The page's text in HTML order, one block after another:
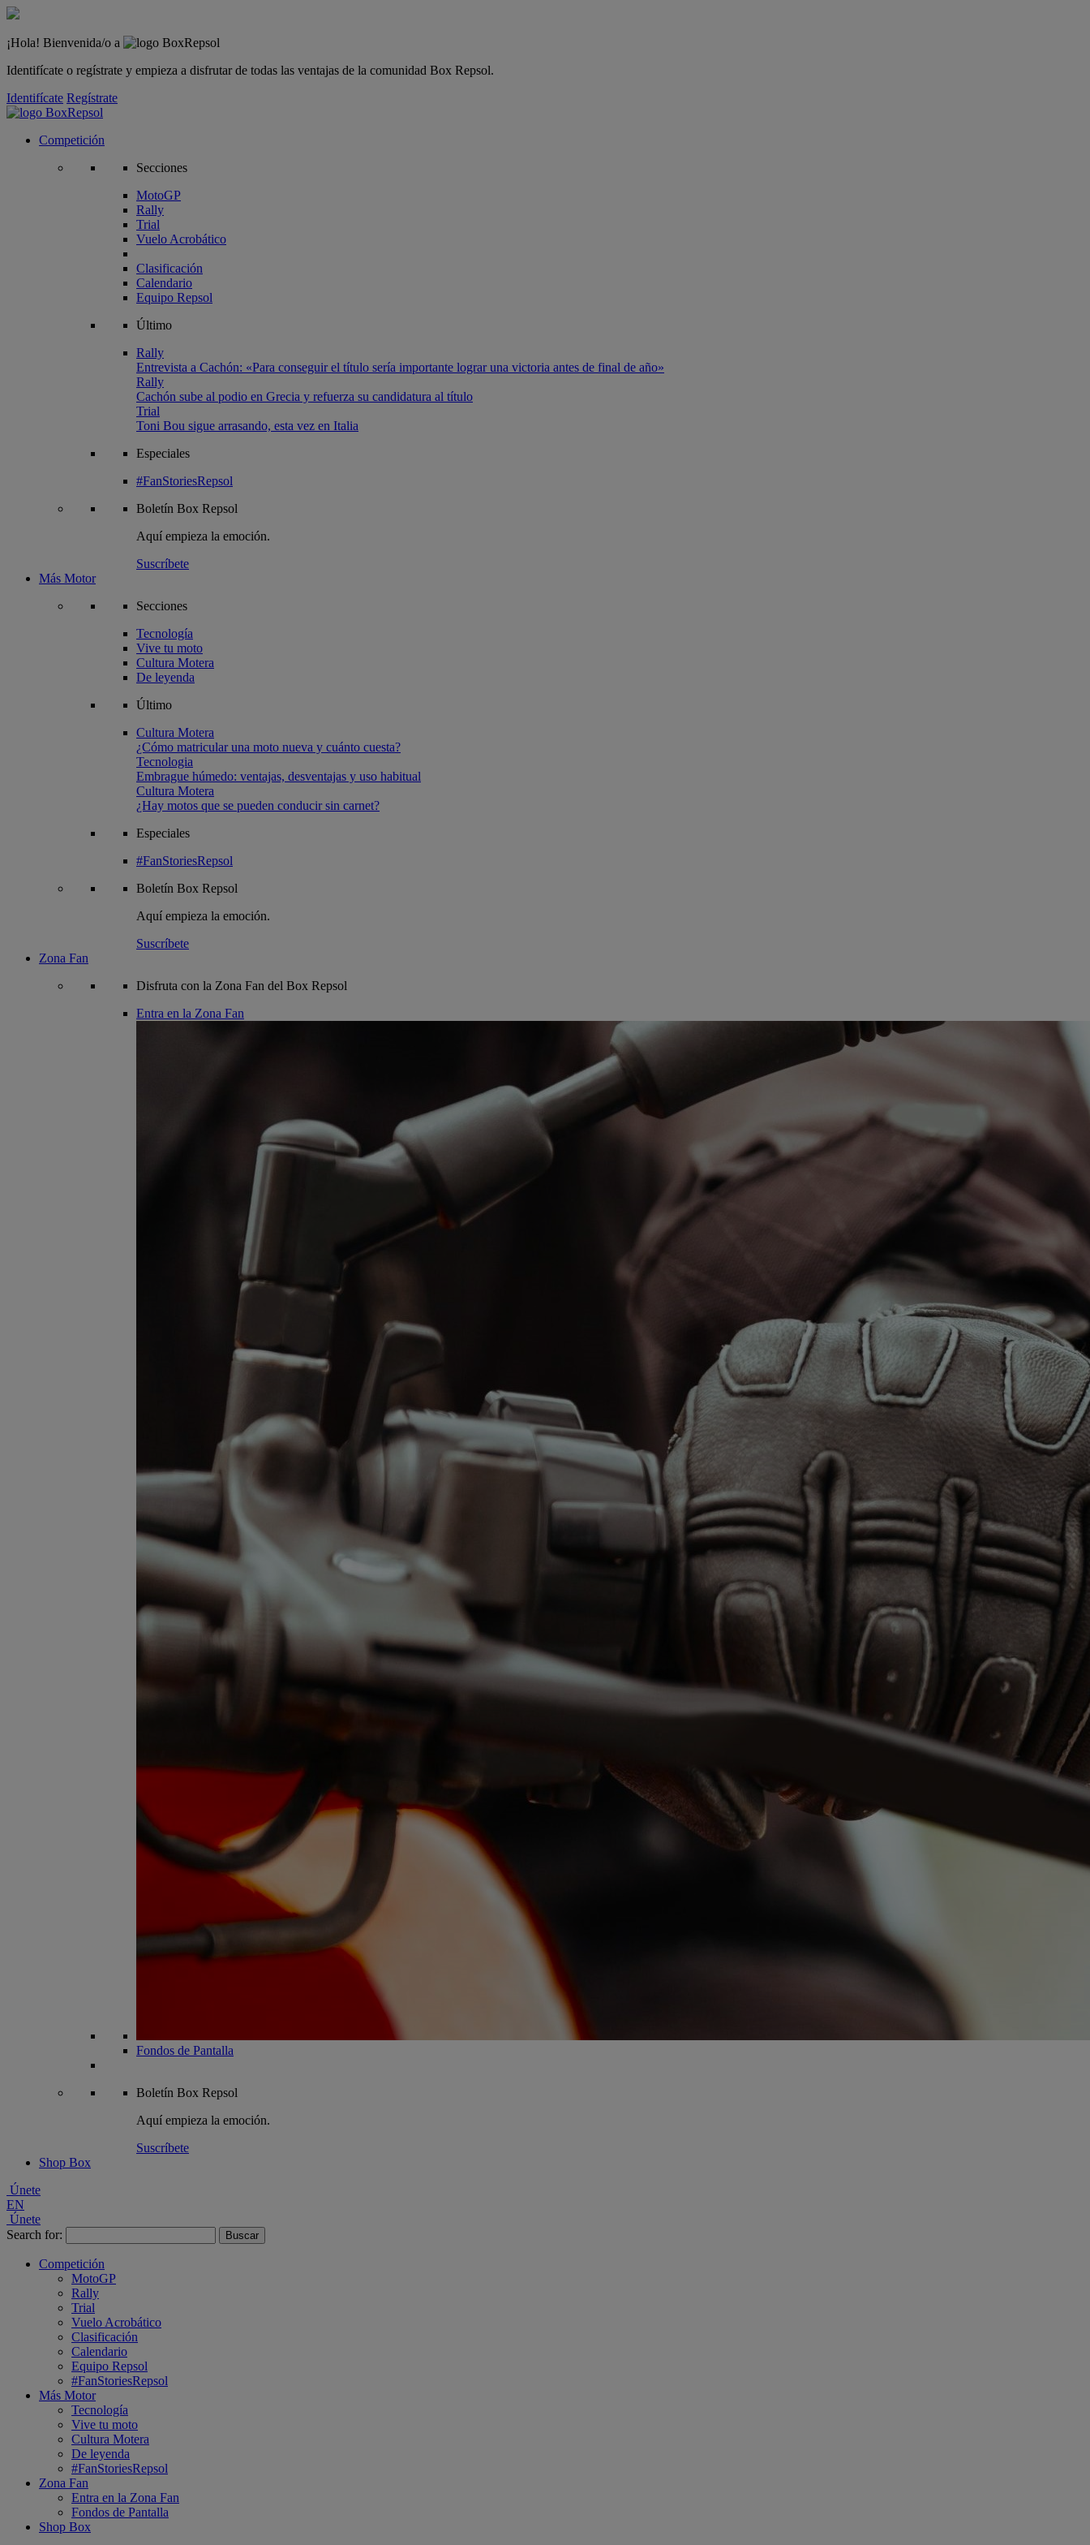
¡Hola! Bienvenida/o a
Identifícate o regístrate y empieza a disfrutar de todas las ventajas de la comunidad Box Repsol.
Identifícate Regístrate
Competición
Secciones
MotoGP
Rally
Trial
Vuelo Acrobático
Clasificación
Calendario
Equipo Repsol
Último
Rally
Entrevista a Cachón: «Para conseguir el título sería importante lograr una victoria antes de final de año»
Rally
Cachón sube al podio en Grecia y refuerza su candidatura al título
Trial
Toni Bou sigue arrasando, esta vez en Italia
Especiales
#FanStoriesRepsol
Boletín Box Repsol
Aquí empieza la emoción.
Suscríbete
Más Motor
Secciones
Tecnología
Vive tu moto
Cultura Motera
De leyenda
Último
Cultura Motera
¿Cómo matricular una moto nueva y cuánto cuesta?
Tecnologia
Embrague húmedo: ventajas, desventajas y uso habitual
Cultura Motera
¿Hay motos que se pueden conducir sin carnet?
Especiales
#FanStoriesRepsol
Boletín Box Repsol
Aquí empieza la emoción.
Suscríbete
Zona Fan
Disfruta con la Zona Fan del Box Repsol
Entra en la Zona Fan
Fondos de Pantalla
Boletín Box Repsol
Aquí empieza la emoción.
Suscríbete
Shop Box
Únete
EN
Únete
Search for:
Competición
MotoGP
Rally
Trial
Vuelo Acrobático
Clasificación
Calendario
Equipo Repsol
#FanStoriesRepsol
Más Motor
Tecnología
Vive tu moto
Cultura Motera
De leyenda
#FanStoriesRepsol
Zona Fan
Entra en la Zona Fan
Fondos de Pantalla
Shop Box